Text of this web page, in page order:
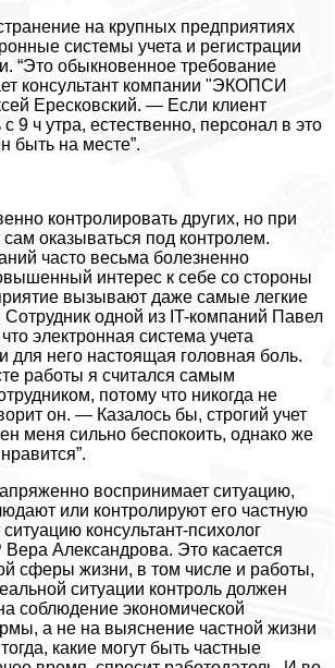
на крупных предприятиях
системы учета и регистрации
“Это обыкновенное требование
консультант компании "ЭКОПСИ
Ересковский. — Если клиент
с 9 ч утра, естественно, персонал в это
быть на месте”.
контролировать других, но при
оказываться под контролем.
часто весьма болезненно
интерес к себе со стороны
вызывают даже самые легкие
одной из IT-компаний Павел
электронная система учета
для него настоящая головная боль.
работы я считался самым
потому что никогда не
он. — Казалось бы, строгий учет
меня сильно беспокоить, однако же
воспринимает ситуацию,
или контролируют его частную
консультант-психолог
Александрова. Это касается
сферы жизни, в том числе и работы,
ситуации контроль должен
соблюдение экономической
а не на выяснение частной жизни
какие могут быть частные